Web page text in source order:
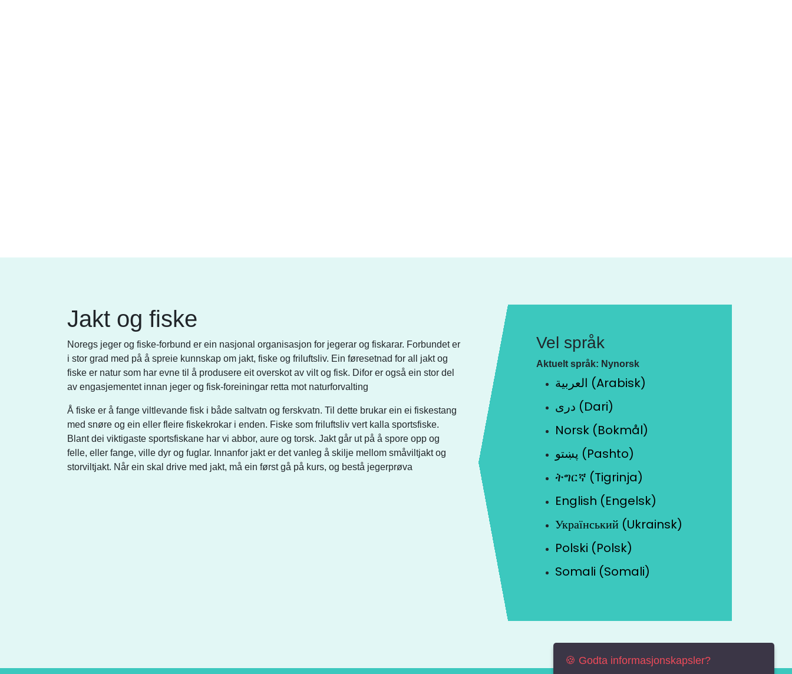
Jakt og fiske
Noregs jeger og fiske-forbund er ein nasjonal organisasjon for jegerar og fiskarar. Forbundet er
i stor grad med på å spreie kunnskap om jakt, fiske og friluftsliv. Ein føresetnad for all jakt og
fiske er natur som har evne til å produsere eit overskot av vilt og fisk. Difor er også ein stor del
av engasjementet innan jeger og fisk-foreiningar retta mot naturforvalting
Å fiske er å fange viltlevande fisk i både saltvatn og ferskvatn. Til dette brukar ein ei fiskestang
med snøre og ein eller fleire fiskekrokar i enden. Fiske som friluftsliv vert kalla sportsfiske.
Blant dei viktigaste sportsfiskane har vi abbor, aure og torsk. Jakt går ut på å spore opp og
felle, eller fange, ville dyr og fuglar. Innanfor jakt er det vanleg å skilje mellom småviltjakt og
storviltjakt. Når ein skal drive med jakt, må ein først gå på kurs, og bestå jegerprøva
Vel språk
Aktuelt språk: Nynorsk
العربية (Arabisk)
دری (Dari)
Norsk (Bokmål)
پښتو (Pashto)
ትግርኛ (Tigrinja)
English (Engelsk)
Український (Ukrainsk)
Polski (Polsk)
Somali (Somali)
🍪 Godta informasjonskapsler?